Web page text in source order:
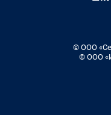
© ООО
© ООО